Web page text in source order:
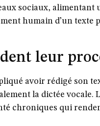
sociaux, alimentant
humain d’un texte
leur
avoir rédigé son
la dictée vocale.
chroniques qui